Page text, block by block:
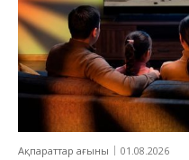
Ақпараттар ағыны 01.08.2026